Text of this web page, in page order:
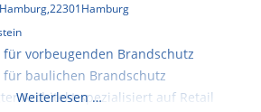
,22301Hamburg
für vorbeugenden Brandschutz
für baulichen Brandschutz
Architekt spezialisiert auf Retail
Weiterlesen …